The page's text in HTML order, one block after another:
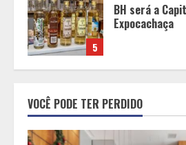
1
BH recebe
Mercure Belo
2
cenário
disputa pelas
em Minas
VOCÊ PODE TER PERDIDO